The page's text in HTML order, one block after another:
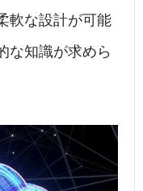
軟な設計が可能
な知識が求めら